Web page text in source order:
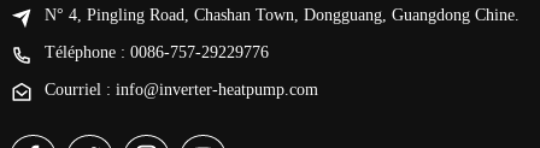
N° 4, Pingling Road, Chashan Town, Dongguang, Guangdong Chine.
Téléphone : 0086-757-29229776
Courriel : info@inverter-heatpump.com